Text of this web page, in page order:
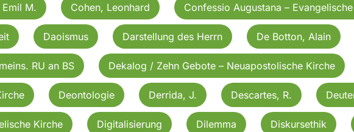
M. Cohen, Leonhard Confessio Augustana –
Daoismus Darstellung des Herrn De Botton, Alain
RU an BS Dekalog / Zehn Gebote – Neuapostolische Kirche
Deontologie Derrida, J. Descartes, R.
Kirche Digitalisierung Dilemma Diskursethik